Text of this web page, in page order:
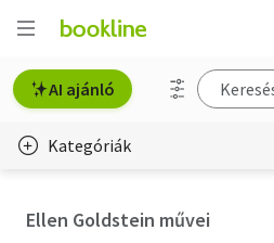
AI ajánló
Kategóriák
Ellen Goldstein művei